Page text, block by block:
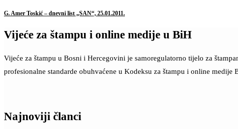
G. Amer Toskić – dnevni list „SAN“, 25.01.2011.
Vijeće za štampu i online medije u BiH
Vijeće za štampu u Bosni i Hercegovini je samoregulatorno tijelo za
profesionalne standarde obuhvaćene u Kodeksu za štampu i online medije
Najnoviji članci